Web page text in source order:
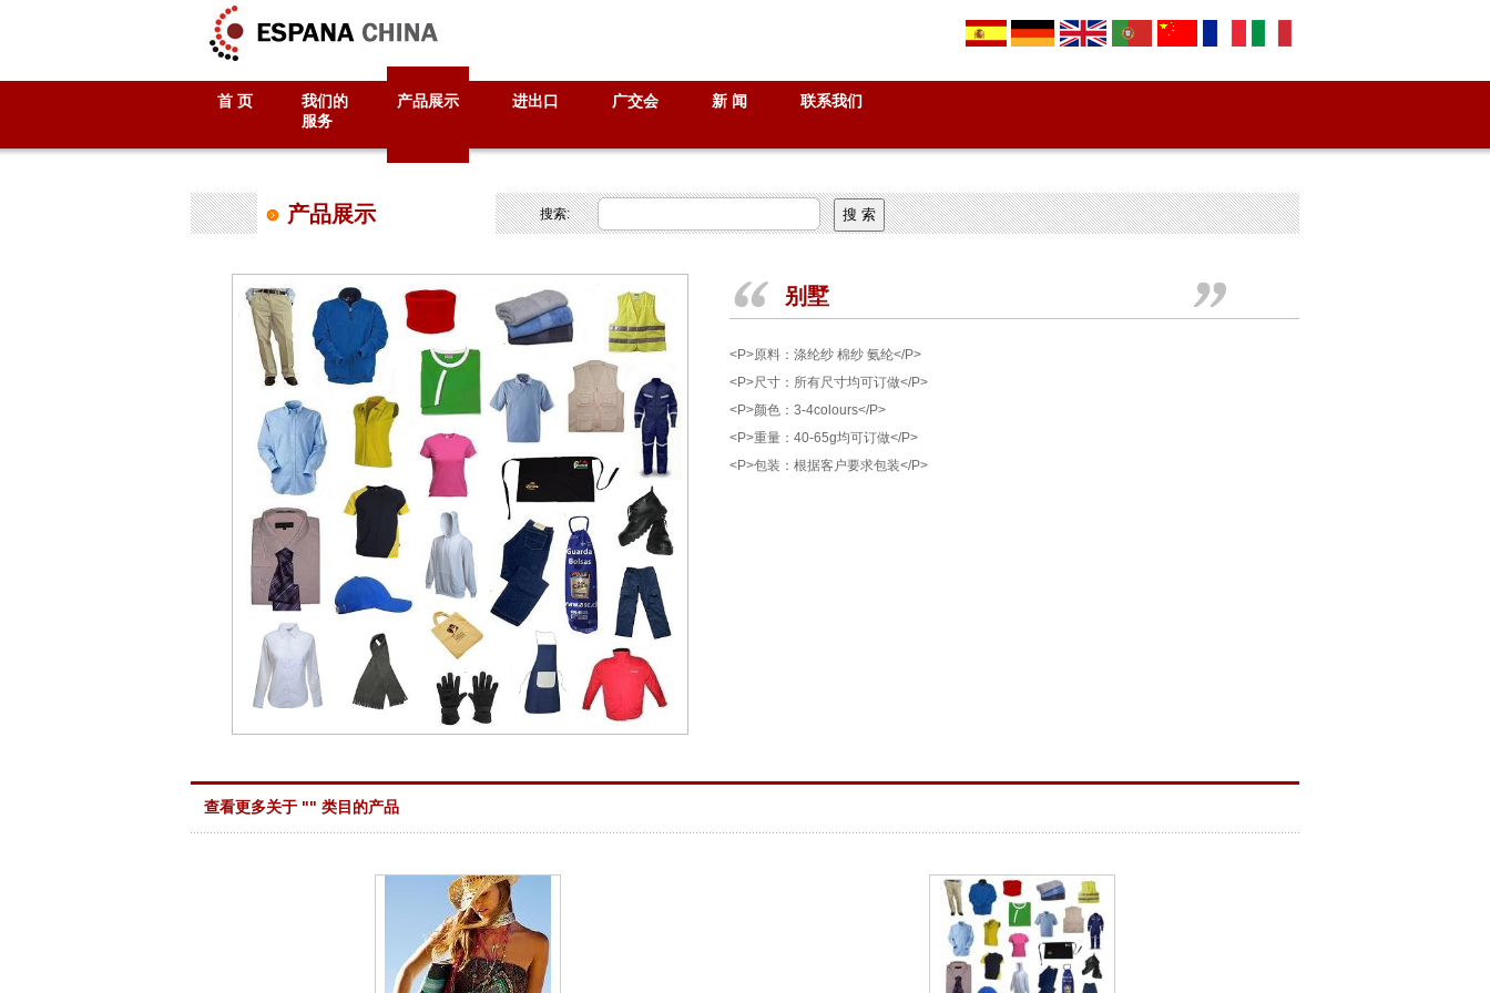
首 页
我们的
服务
产品展示 进出口 广交会 新 闻 联系我们
产品展示 搜索:
别墅
<P>原料：涤纶纱 棉纱 氨纶</P>
<P>尺寸：所有尺寸均可订做</P>
<P>颜色：3-4colours</P>
<P>重量：40-65g均可订做</P>
<P>包装：根据客户要求包装</P>
查看更多关于 "" 类目的产品